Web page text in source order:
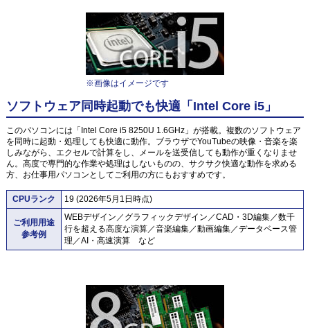
※画像はイメージです
ソフトウェア同時起動でも快適「Intel Core i5」
このパソコンには「Intel Core i5 8250U 1.6GHz」が搭載。複数のソフトウェア
を同時に起動・処理しても快適に動作。ブラウザでYouTubeの映像・音楽を楽
しみながら、エクセルで計算をし、メールを送受信しても動作が重くなりませ
ん。高度で専門的な作業や処理はしないものの、サクサク快適な動作を求める
方、お仕事用パソコンとしてご利用の方にもおすすめです。
CPUランク 19 (2026年5月1日時点)
ご利用用途
参考例
WEBデザイン／グラフィックデザイン／CAD・3D編集／数千
行を超える高度な演算／音楽編集／動画編集／データベース管
理／AI・高速演算 など